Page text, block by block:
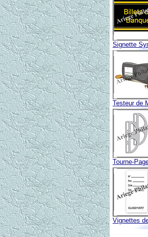
Signette
Testeur de
Tourne-
Vignettes